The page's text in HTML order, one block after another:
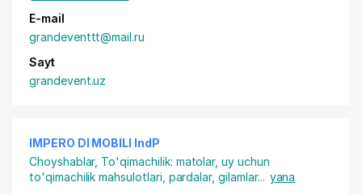
E-mail
grandeventtt@mail.ru
Sayt
grandevent.uz
IMPERO DI MOBILI IndP
Choyshablar, To'qimachilik: matolar, uy uchun
to'qimachilik mahsulotlari, pardalar, gilamlar... yana